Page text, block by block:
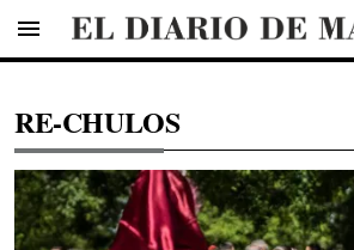
menu
RE-CHULOS